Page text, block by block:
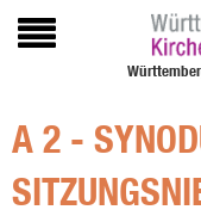
A 2 -